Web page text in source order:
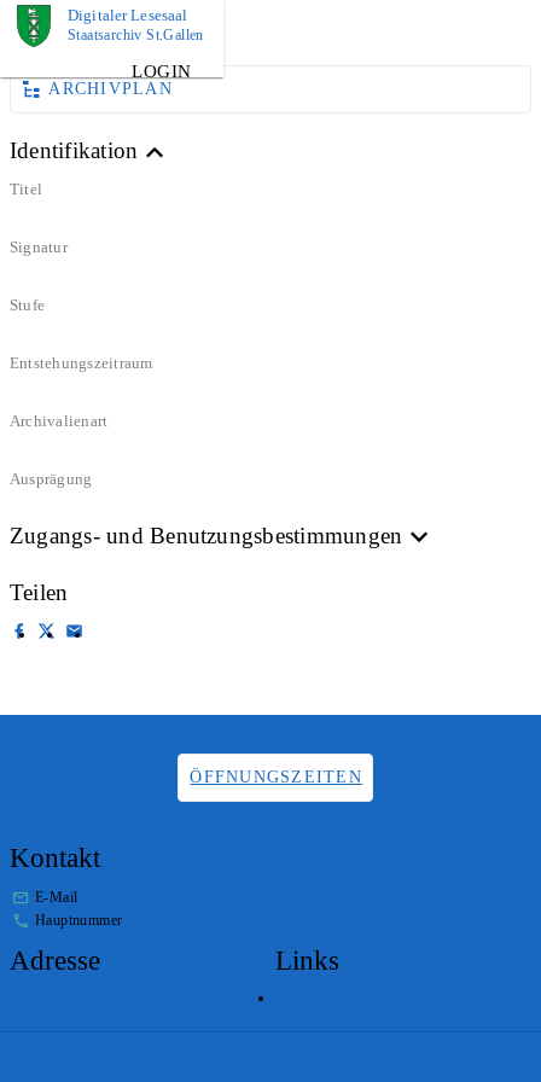
Digitaler Lesesaal
Staatsarchiv St.Gallen
LOGIN
DOKUMENT
ARCHIVPLAN
Identifikation
Titel
Signatur
Stufe
Entstehungszeitraum
Archivalienart
Ausprägung
Zugangs- und Benutzungsbestimmungen
Teilen
ÖFFNUNGSZEITEN
Kontakt
E-Mail
Hauptnummer
Adresse Links